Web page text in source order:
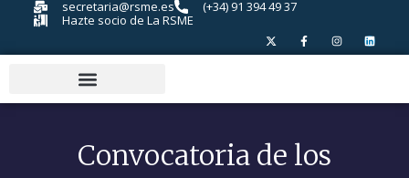
secretaria@rsme.es
(+34) 91 394 49 37
Hazte socio de La RSME
Convocatoria de los